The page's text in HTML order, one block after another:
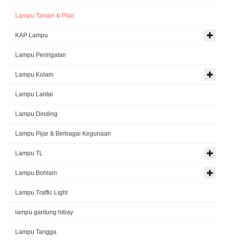
Lampu Taman & Pilar
KAP Lampu
Lampu Peringatan
Lampu Kolam
Lampu Lantai
Lampu Dinding
Lampu Pijar & Berbagai Kegunaan
Lampu TL
Lampu Bohlam
Lampu Traffic Light
lampu gantung hibay
Lampu Tangga